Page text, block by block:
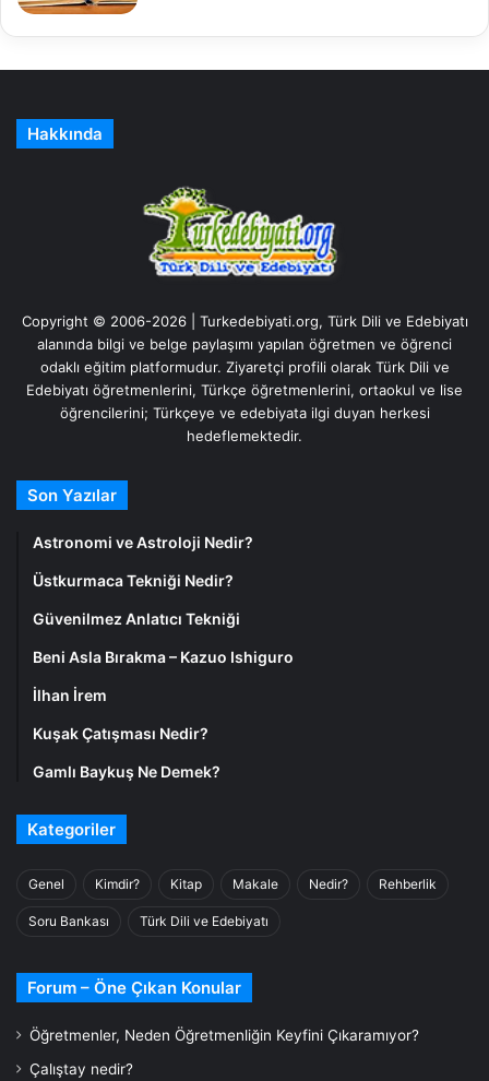
Hakkında
Copyright © 2006-2026 | Turkedebiyati.org, Türk Dili ve Edebiyatı
alanında bilgi ve belge paylaşımı yapılan öğretmen ve öğrenci
odaklı eğitim platformudur. Ziyaretçi profili olarak Türk Dili ve
Edebiyatı öğretmenlerini, Türkçe öğretmenlerini, ortaokul ve lise
öğrencilerini; Türkçeye ve edebiyata ilgi duyan herkesi
hedeflemektedir.
Son Yazılar
Astronomi ve Astroloji Nedir?
Üstkurmaca Tekniği Nedir?
Güvenilmez Anlatıcı Tekniği
Beni Asla Bırakma – Kazuo Ishiguro
İlhan İrem
Kuşak Çatışması Nedir?
Gamlı Baykuş Ne Demek?
Kategoriler
Genel Kimdir? Kitap Makale Nedir? Rehberlik
Soru Bankası Türk Dili ve Edebiyatı
Forum – Öne Çıkan Konular
Öğretmenler, Neden Öğretmenliğin Keyfini Çıkaramıyor?
Çalıştay nedir?